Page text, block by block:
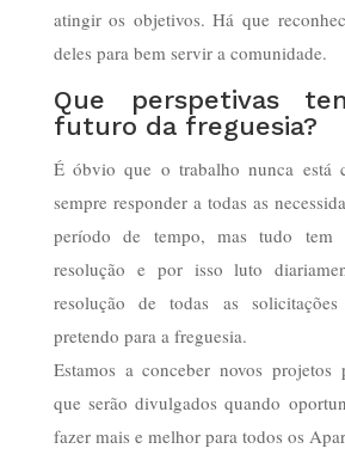
atingir os objetivos. Há que
deles para bem servir a comunidade.
Que perspetivas
futuro da freguesia?
É óbvio que o trabalho nunca está
sempre responder a todas as
período de tempo, mas tudo
resolução e por isso luto
resolução de todas as
pretendo para a freguesia.
Estamos a conceber novos projetos
que serão divulgados quando
fazer mais e melhor para todos os